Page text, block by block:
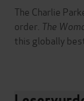
The Charlie
order. The
this globally